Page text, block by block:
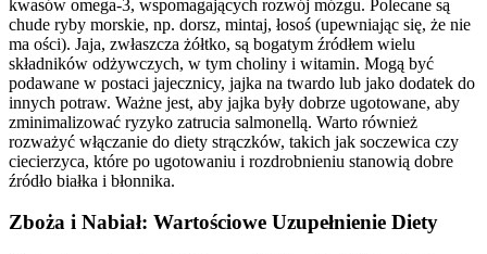
kwasów omega-3, wspomagających rozwój mózgu. Polecane są
chude ryby morskie, np. dorsz, mintaj, łosoś (upewniając się, że nie
ma ości). Jaja, zwłaszcza żółtko, są bogatym źródłem wielu
składników odżywczych, w tym choliny i witamin. Mogą być
podawane w postaci jajecznicy, jajka na twardo lub jako dodatek do
innych potraw. Ważne jest, aby jajka były dobrze ugotowane, aby
zminimalizować ryzyko zatrucia salmonellą. Warto również
rozważyć włączanie do diety strączków, takich jak soczewica czy
ciecierzyca, które po ugotowaniu i rozdrobnieniu stanowią dobre
źródło białka i błonnika.
Zboża i Nabiał: Wartościowe Uzupełnienie Diety